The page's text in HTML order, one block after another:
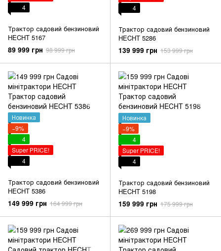
4
Трактор садовий бензиновий
HECHT 5167
89 999 грн 98 999 грн
4
Трактор садовий бензиновий
HECHT 5286
139 999 грн 153 999 грн
Новинка
−9%
4
Super PRICE!
4
Трактор садовий бензиновий
HECHT 5386
149 999 грн 164 999 грн
Новинка
−9%
4
Super PRICE!
4
Трактор садовий бензиновий
HECHT 5198
159 999 грн 175 999 грн